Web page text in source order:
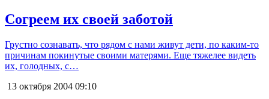
Согреем их своей заботой
Грустно сознавать, что рядом с нами живут дети, по каким-то
причинам покинутые своими матерями. Еще тяжелее видеть
их, голодных, с…
13 октября 2004 09:10